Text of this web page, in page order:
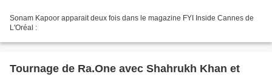
Sonam Kapoor apparait deux fois dans le magazine FYI Inside Cannes de
L'Oréal :
Tournage de Ra.One avec Shahrukh Khan et